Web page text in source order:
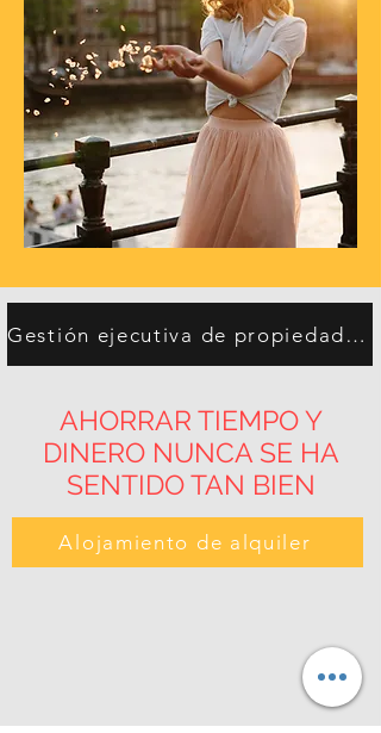
Gestión ejecutiva de propiedades
AHORRAR TIEMPO Y
DINERO NUNCA SE HA
SENTIDO TAN BIEN
Alojamiento de alquiler